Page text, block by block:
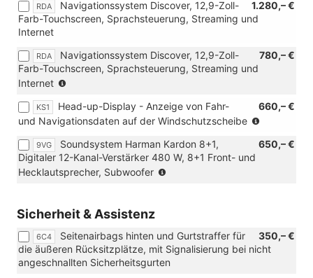
Verbindung
mit
Kombiinstrument
"Digital
Pro")
RDA 1.280,– €
Navigationssystem Discover, 12,9-Zoll-
Farb-Touchscreen, Sprachsteuerung, Streaming und
Internet
RDA 780,– €
Navigationssystem Discover, 12,9-Zoll-
Farb-Touchscreen, Sprachsteuerung, Streaming und
Internet
Verbinding
mit:
Angebotspaket
"Komfort")
KS1 660,– €
Head-up-Display - Anzeige von Fahr-
und Navigationsdaten auf der Windschutzscheibe
Verbindung
Discover)
9VG 650,– €
Soundsystem Harman Kardon 8+1,
Digitaler 12-Kanal-Verstärker 480 W, 8+1 Front- und
Hecklautsprecher, Subwoofer
Radio
Ready2Discover
oder
Sicherheit & Assistenz
6C4 350,– €
Seitenairbags hinten und Gurtstraffer für
die äußeren Rücksitzplätze, mit Signalisierung bei nicht
angeschnallten Sicherheitsgurten